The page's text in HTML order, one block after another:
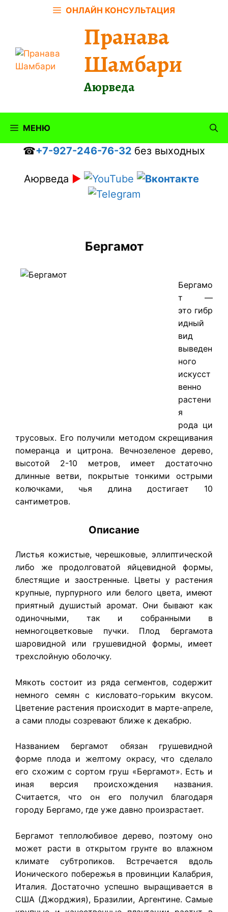
ОНЛАЙН КОНСУЛЬТАЦИЯ
Пранава
Шамбари
Аюрведа
МЕНЮ
☎+7-927-246-76-32 без выходных
Аюрведа ►
Бергамот
Бергамо
т —
это гибр
идный
вид
выведен
ного
искусст
венно
растени
я
рода ци
трусовых. Его получили методом скрещивания
померанца и цитрона. Вечнозеленое дерево,
высотой 2-10 метров, имеет достаточно
длинные ветви, покрытые тонкими острыми
колючками, чья длина достигает 10
сантиметров.
Описание
Листья кожистые, черешковые, эллиптической
либо же продолговатой яйцевидной формы,
блестящие и заостренные. Цветы у растения
крупные, пурпурного или белого цвета, имеют
приятный душистый аромат. Они бывают как
одиночными, так и собранными в
немногоцветковые пучки. Плод бергамота
шаровидной или грушевидной формы, имеет
трехслойную оболочку.
Мякоть состоит из ряда сегментов, содержит
немного семян с кисловато-горьким вкусом.
Цветение растения происходит в марте-апреле,
а сами плоды созревают ближе к декабрю.
Названием бергамот обязан грушевидной
форме плода и желтому окрасу, что сделало
его схожим с сортом груш «Бергамот». Есть и
иная версия происхождения названия.
Считается, что он его получил благодаря
городу Бергамо, где уже давно произрастает.
Бергамот теплолюбивое дерево, поэтому оно
может расти в открытом грунте во влажном
климате субтропиков. Встречается вдоль
Ионического побережья в провинции Калабрия,
Италия. Достаточно успешно выращивается в
США (Джорджия), Бразилии, Аргентине. Самые